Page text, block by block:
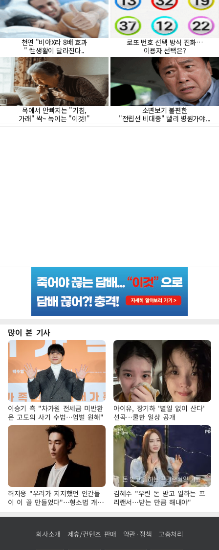
많이 본 기사
이승기 측 "차가원 전세금 미반환
은 고도의 사기 수법…엄벌 원해"
아이유, 장기하 '별일 없이 산다'
선곡…쿨한 일상 공개
허지웅 "우리가 지지했던 인간들
이 이 꼴 만들었다"…형소법 개정
에 격한 반응
김혜수 "우린 돈 받고 일하는 프
리랜서…받는 만큼 해내야"
회사소개 제휴/컨텐츠 판매 약관·정책 고충처리